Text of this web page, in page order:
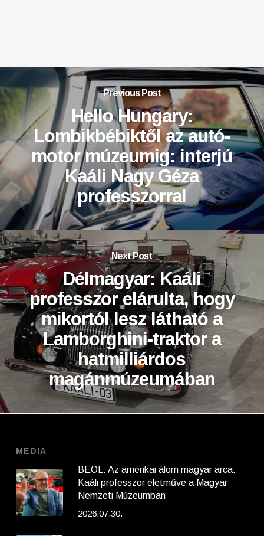
Previous Post
Hello Hungary:
Lombikbébiktől az autó-
motor múzeumig: interjú
Kaáli Nagy Géza
professzorral
Next Post
Délmagyar: Kaáli
professzor elárulta, hogy
mikortól lesz látható a
Lamborghini-traktor a
hatmilliárdos
magánmúzeumában
MEDIA
BEOL: Az amerikai álom magyar arca:
Kaáli professzor életműve a Magyar
Nemzeti Múzeumban
2026.07.30.